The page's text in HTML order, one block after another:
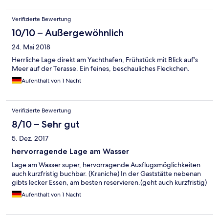
Verifizierte Bewertung
10/10 – Außergewöhnlich
24. Mai 2018
Herrliche Lage direkt am Yachthafen, Frühstück mit Blick auf‘s
Meer auf der Terasse. Ein feines, beschauliches Fleckchen.
Aufenthalt von 1 Nacht
Verifizierte Bewertung
8/10 – Sehr gut
5. Dez. 2017
hervorragende Lage am Wasser
Lage am Wasser super, hervorragende Ausflugsmöglichkeiten
auch kurzfristig buchbar. (Kraniche) In der Gaststätte nebenan
gibts lecker Essen, am besten reservieren.(geht auch kurzfristig)
Aufenthalt von 1 Nacht